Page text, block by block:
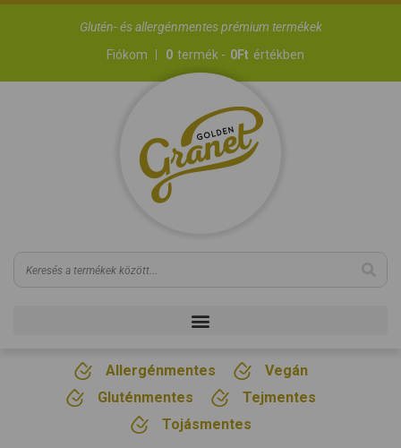
Glutén- és allergénmentes prémium termékek
Fiókom
0 termék - 0Ft értékben
Allergénmentes
Vegán
Gluténmentes
Tejmentes
Tojásmentes